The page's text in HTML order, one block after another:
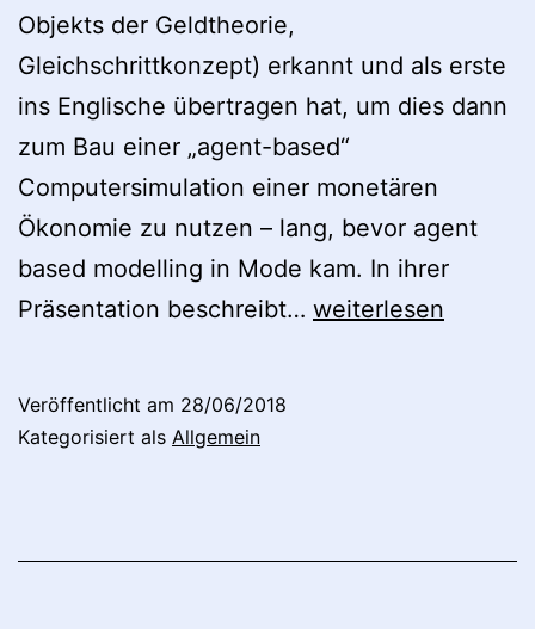
Objekts der Geldtheorie,
Gleichschrittkonzept) erkannt und als erste
ins Englische übertragen hat, um dies dann
zum Bau einer „agent-based“
Computersimulation einer monetären
Ökonomie zu nutzen – lang, bevor agent
based modelling in Mode kam. In ihrer
Präsentation beschreibt… Neue
weiterlesen
Veröffentlicht am 28/06/2018
Kategorisiert als Allgemein